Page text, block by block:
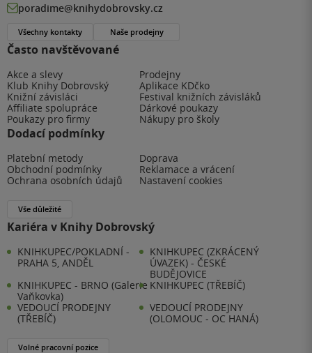
Často navštěvované
Akce a slevy
Prodejny
Klub Knihy Dobrovský
Aplikace KDčko
Knižní závisláci
Festival knižních závisláků
Affiliate spolupráce
Dárkové poukazy
Poukazy pro firmy
Nákupy pro školy
Dodací podmínky
Platební metody
Doprava
Obchodní podmínky
Reklamace a vrácení
Ochrana osobních údajů
Nastavení cookies
Vše důležité
Kariéra v Knihy Dobrovský
KNIHKUPEC/POKLADNÍ -
PRAHA 5, ANDĚL
KNIHKUPEC (ZKRÁCENÝ
ÚVAZEK) - ČESKÉ
BUDĚJOVICE
KNIHKUPEC - BRNO (Galerie
Vaňkovka)
KNIHKUPEC (TŘEBÍČ)
VEDOUCÍ PRODEJNY
(TŘEBÍČ)
VEDOUCÍ PRODEJNY
(OLOMOUC - OC HANÁ)
Volné pracovní pozice
poradime@knihydobrovsky.cz
Všechny kontakty Naše prodejny